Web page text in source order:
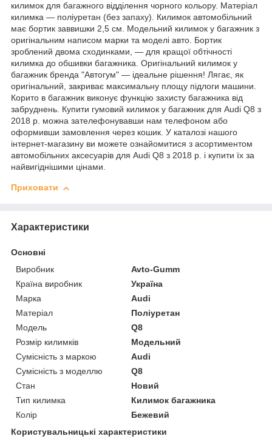
килимок для багажного відділення чорного кольору. Матеріал
килимка — поліуретан (без запаху). Килимок автомобільний
має бортик заввишки 2,5 см. Модельний килимок у багажник з
оригінальним написом марки та моделі авто. Бортик
зроблений двома сходинками, — для кращої обтічності
килимка до обшивки багажника. Оригінальний килимок у
багажник бренда "Автогум" — ідеальне рішення! Лягає, як
оригінальний, закриває максимальну площу підлоги машини.
Корито в багажник виконує функцію захисту багажника від
забруднень. Купити гумовий килимок у багажник для Audi Q8 з
2018 р. можна зателефонувавши нам телефоном або
оформивши замовлення через кошик. У каталозі нашого
інтернет-магазину ви можете ознайомитися з асортиментом
автомобільних аксесуарів для Audi Q8 з 2018 р. і купити їх за
найвигіднішими цінами.
Приховати
Характеристики
Основні
Виробник
Avto-Gumm
Країна виробник
Україна
Марка
Audi
Матеріал
Поліуретан
Модель
Q8
Розмір килимків
Модельний
Сумісність з маркою
Audi
Сумісність з моделлю
Q8
Стан
Новий
Тип килимка
Килимок багажника
Колір
Бежевий
Користувальницькі характеристики